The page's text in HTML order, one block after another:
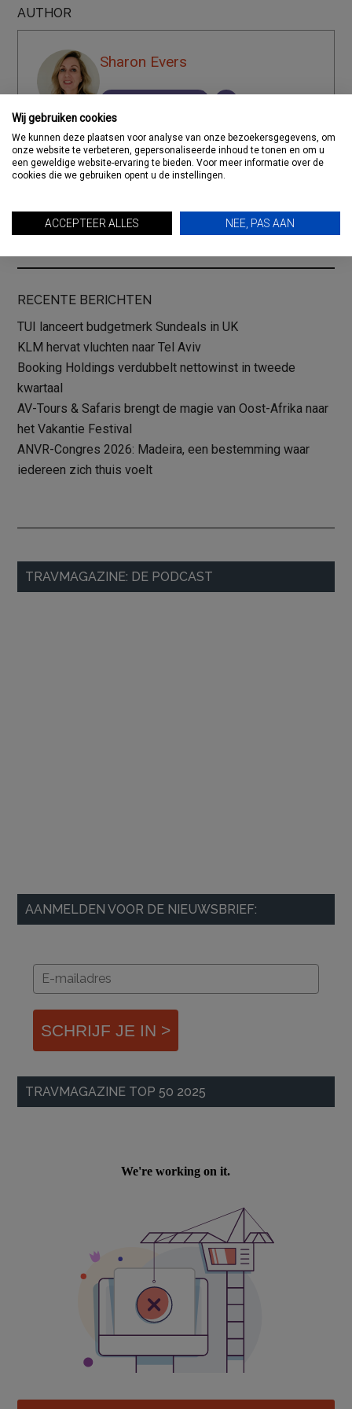
AUTHOR
Sharon Evers
Deel dit artikel
RECENTE BERICHTEN
TUI lanceert budgetmerk Sundeals in UK
KLM hervat vluchten naar Tel Aviv
Booking Holdings verdubbelt nettowinst in tweede
kwartaal
AV-Tours & Safaris brengt de magie van Oost-Afrika naar
het Vakantie Festival
ANVR-Congres 2026: Madeira, een bestemming waar
iedereen zich thuis voelt
Primaire
Sidebar
TRAVMAGAZINE: DE PODCAST
AANMELDEN VOOR DE NIEUWSBRIEF:
SCHRIJF JE IN >
TRAVMAGAZINE TOP 50 2025
Wij gebruiken cookies
We kunnen deze plaatsen voor analyse van onze bezoekersgegevens, om
onze website te verbeteren, gepersonaliseerde inhoud te tonen en om u
een geweldige website-ervaring te bieden. Voor meer informatie over de
cookies die we gebruiken opent u de instellingen.
ACCEPTEER ALLES NEE, PAS AAN